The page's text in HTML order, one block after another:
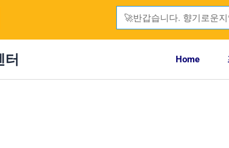
Search
Home